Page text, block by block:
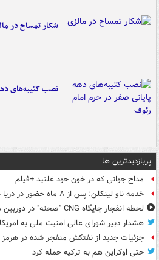
شکار تمساح در
نصب کتیبه‌های
پربازدیدترین ها
مداح جوانی که در خون خود غلتید +فیلم
خدمه ناو لینکلن: پس از ۸ ماه حضور در دریا خسته و درمانده‌ شدیم
لحظه انفجار جایگاه CNG "صحنه" در دوربین مداربسته
هشدار دبیر شورای عالی امنیت ملی به
جزئیات جدید از نفتکش منفجر شده در هرمز
حتی اوکراین هم به ترکیه حمله کرد